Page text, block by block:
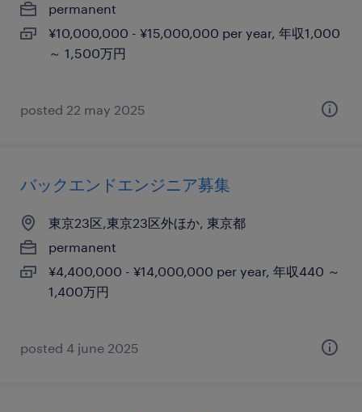
permanent
¥10,000,000 - ¥15,000,000 per year, 年収1,000
～ 1,500万円
posted 22 may 2025
バックエンドエンジニア募集
東京23区,東京23区外ほか, 東京都
permanent
¥4,400,000 - ¥14,000,000 per year, 年収440 ～
1,400万円
posted 4 june 2025